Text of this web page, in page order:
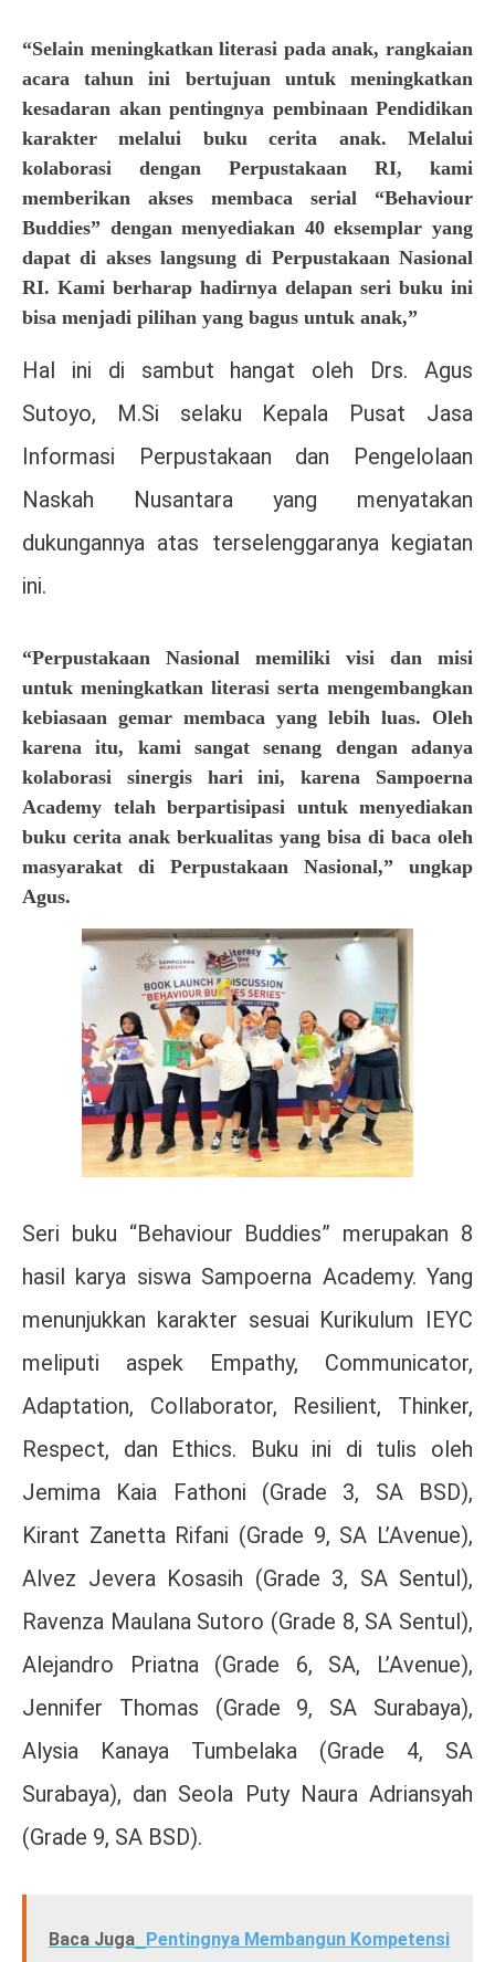
“Selain meningkatkan literasi pada anak, rangkaian
acara tahun ini bertujuan untuk meningkatkan
kesadaran akan pentingnya pembinaan Pendidikan
karakter melalui buku cerita anak. Melalui
kolaborasi dengan Perpustakaan RI, kami
memberikan akses membaca serial “Behaviour
Buddies” dengan menyediakan 40 eksemplar yang
dapat di akses langsung di Perpustakaan Nasional
RI. Kami berharap hadirnya delapan seri buku ini
bisa menjadi pilihan yang bagus untuk anak,”
Hal ini di sambut hangat oleh Drs. Agus
Sutoyo, M.Si selaku Kepala Pusat Jasa
Informasi Perpustakaan dan Pengelolaan
Naskah Nusantara yang menyatakan
dukungannya atas terselenggaranya kegiatan
ini.
“Perpustakaan Nasional memiliki visi dan misi
untuk meningkatkan literasi serta mengembangkan
kebiasaan gemar membaca yang lebih luas. Oleh
karena itu, kami sangat senang dengan adanya
kolaborasi sinergis hari ini, karena Sampoerna
Academy telah berpartisipasi untuk menyediakan
buku cerita anak berkualitas yang bisa di baca oleh
masyarakat di Perpustakaan Nasional,” ungkap
Agus.
Seri buku “Behaviour Buddies” merupakan 8
hasil karya siswa Sampoerna Academy. Yang
menunjukkan karakter sesuai Kurikulum IEYC
meliputi aspek Empathy, Communicator,
Adaptation, Collaborator, Resilient, Thinker,
Respect, dan Ethics. Buku ini di tulis oleh
Jemima Kaia Fathoni (Grade 3, SA BSD),
Kirant Zanetta Rifani (Grade 9, SA L’Avenue),
Alvez Jevera Kosasih (Grade 3, SA Sentul),
Ravenza Maulana Sutoro (Grade 8, SA Sentul),
Alejandro Priatna (Grade 6, SA, L’Avenue),
Jennifer Thomas (Grade 9, SA Surabaya),
Alysia Kanaya Tumbelaka (Grade 4, SA
Surabaya), dan Seola Puty Naura Adriansyah
(Grade 9, SA BSD).
Baca Juga Pentingnya Membangun Kompetensi